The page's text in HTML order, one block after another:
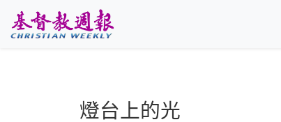
燈台上的光